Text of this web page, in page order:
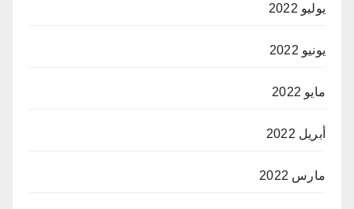
يوليو 2022
يونيو 2022
مايو 2022
أبريل 2022
مارس 2022